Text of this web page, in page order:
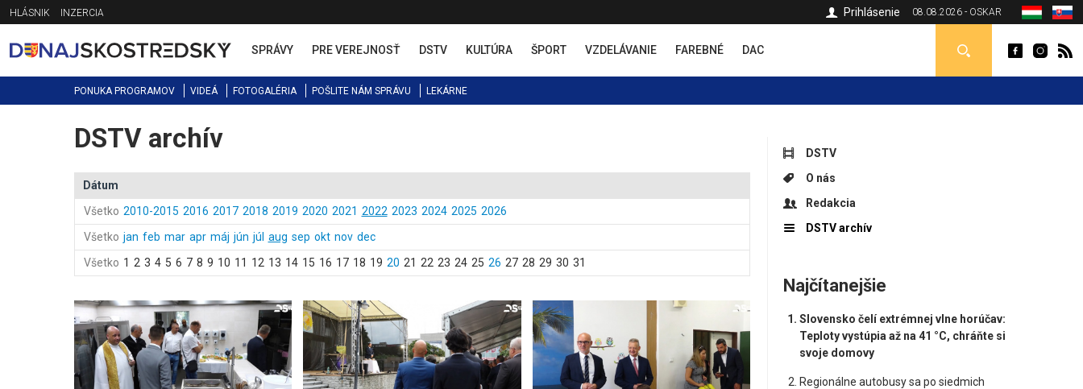
Jump
to
navigation
HLÁSNIK INZERCIA 08.08.2026 - OSKAR
Prihlásenie
SPRÁVY PRE VEREJNOSŤ DSTV KULTÚRA ŠPORT VZDELÁVANIE FAREBNÉ DAC
PONUKA PROGRAMOV VIDEÁ FOTOGALÉRIA POŠLITE NÁM SPRÁVU LEKÁRNE
Back
to
DSTV archív
Dátum
Všetko 2010-2015 2016 2017 2018 2019 2020 2021 2022 2023 2024 2025 2026
Všetko jan feb mar apr máj jún júl aug sep okt nov dec
Všetko 1 2 3 4 5 6 7 8 9 10 11 12 13 14 15 16 17 18 19 20 21 22 23 24 25 26 27 28 29 30 31
DSTV
O nás
Redakcia
DSTV archív
Najčítanejšie
Slovensko čelí extrémnej vlne horúčav:
Teploty vystúpia až na 41 °C, chráňte si
svoje domovy
Regionálne autobusy sa po siedmich